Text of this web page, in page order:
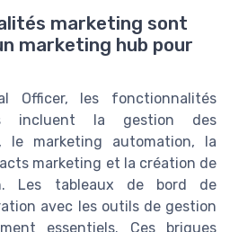
marketing sont
marketing hub pour
Officer, les fonctionnalités
incluent la gestion des
le marketing automation, la
marketing et la création de
Les tableaux de bord de
avec les outils de gestion
essentiels. Ces briques